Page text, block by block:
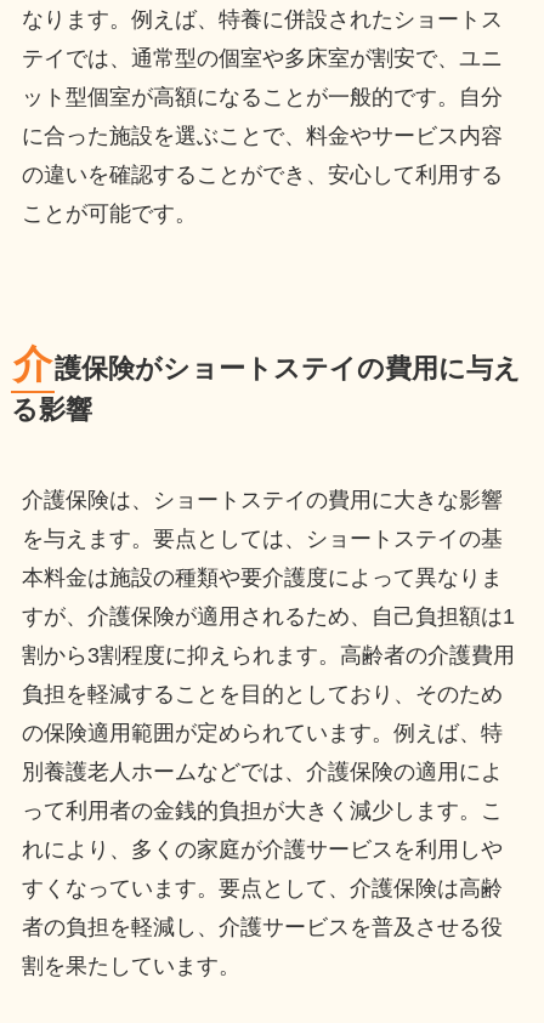
なります。例えば、特養に併設されたショートス
テイでは、通常型の個室や多床室が割安で、ユニ
ット型個室が高額になることが一般的です。自分
に合った施設を選ぶことで、料金やサービス内容
の違いを確認することができ、安心して利用する
ことが可能です。
介護保険がショートステイの費用に与え
る影響
介護保険は、ショートステイの費用に大きな影響
を与えます。要点としては、ショートステイの基
本料金は施設の種類や要介護度によって異なりま
すが、介護保険が適用されるため、自己負担額は1
割から3割程度に抑えられます。高齢者の介護費用
負担を軽減することを目的としており、そのため
の保険適用範囲が定められています。例えば、特
別養護老人ホームなどでは、介護保険の適用によ
って利用者の金銭的負担が大きく減少します。こ
れにより、多くの家庭が介護サービスを利用しや
すくなっています。要点として、介護保険は高齢
者の負担を軽減し、介護サービスを普及させる役
割を果たしています。